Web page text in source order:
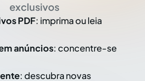
exclusivos
PDF: imprima ou leia
anúncios: concentre-se
: descubra novas